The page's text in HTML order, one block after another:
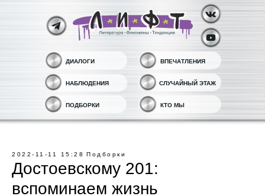
ДИАЛОГИ ВПЕЧАТЛЕНИЯ
НАБЛЮДЕНИЯ СЛУЧАЙНЫЙ ЭТАЖ
ПОДБОРКИ КТО МЫ
2022-11-11 15:28 Подборки
Достоевскому 201:
вспоминаем жизнь